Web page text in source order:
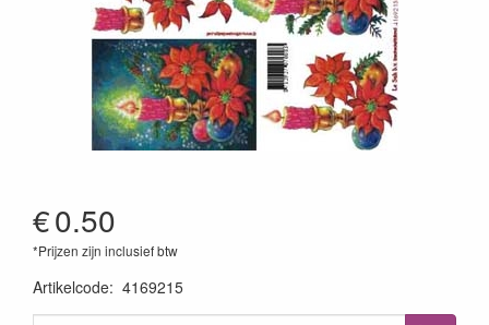
€0.50
*Prijzen zijn inclusief btw
Artikelcode: 4169215